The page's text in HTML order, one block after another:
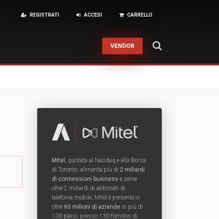
REGISTRATI ACCEDI CARRELLO
sistemi in Fibra Ottica
VENDOR
Mitel , quotata al Nasdaq e alla Borsa
di Toronto, alimenta più di 2 miliardi
di connessioni business e serve
oltre 2 miliardi di abbonati di
telefonia mobile; Mitel è presente in
oltre 60 milioni di aziende in più di
100 paesi, presso 130 fornitori di
Condizioni di Vendita
Training
Interventi On-Site
Servizi Finanziari
Back
Cabling & Datacenter
UCC